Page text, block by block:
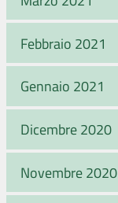
Febbraio 2021
Gennaio 2021
Dicembre 2020
Novembre 2020